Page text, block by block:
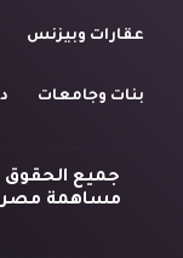
عقارات وبيزنس
بنات وجامعات
جميع
مساهمة